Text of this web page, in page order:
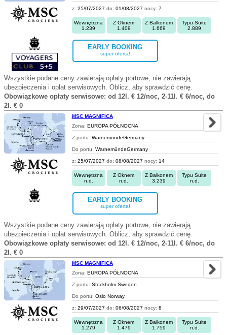
z: 25/07/2027 do: 01/08/2027 nocy: 7
Wewnętrzna
1.239
Z Oknem
1.409
Z Balkonem
1.669
Typu Suite
2.889
EARLY BOOKING
super oferta!
Wszystkie podane ceny zawierają opłaty portowe, nie zawierają
ubezpieczenia i opłat serwisowych. Oblicz, aby sprawdzić cenę.
Obowiązkowe opłaty serwisowe: od 12l. € 12/noc, 2-11l. € 6/noc, do
2l. € 0
MSC MAGNIFICA
Zona: EUROPA PÓŁNOCNA
Z portu: WarnemündeGermany
Do portu: WarnemündeGermany
z: 25/07/2027 do: 08/08/2027 nocy: 14
Wewnętrzna
n.d.
Z Oknem
n.d.
Z Balkonem
3.239
Typu Suite
n.d.
EARLY BOOKING
super oferta!
Wszystkie podane ceny zawierają opłaty portowe, nie zawierają
ubezpieczenia i opłat serwisowych. Oblicz, aby sprawdzić cenę.
Obowiązkowe opłaty serwisowe: od 12l. € 12/noc, 2-11l. € 6/noc, do
2l. € 0
MSC MAGNIFICA
Zona: EUROPA PÓŁNOCNA
Z portu: Stockholm Sweden
Do portu: Oslo Norway
z: 29/07/2027 do: 06/08/2027 nocy: 8
Wewnętrzna
1.279
Z Oknem
1.479
Z Balkonem
1.759
Typu Suite
n.d.